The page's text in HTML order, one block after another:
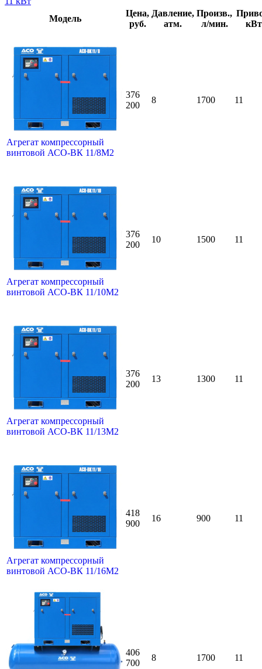
Модель
Цена,
руб.
Давление,
атм.
Произв.,
л/мин.
кВт
Агрегат компрессорный
винтовой АСО-ВК 11/8М2
376
200
8 1700 11
Агрегат компрессорный
винтовой АСО-ВК 11/10М2
376
200
10 1500 11
Агрегат компрессорный
винтовой АСО-ВК 11/13М2
376
200
13 1300 11
Агрегат компрессорный
винтовой АСО-ВК 11/16М2
418
900
16 900 11
406
700
8 1700 11